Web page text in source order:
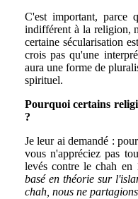
C'est important, parce
indifférent à la religion,
certaine sécularisation
crois pas qu'une
aura une forme de
spirituel.
Pourquoi certains
?
Je leur ai demandé :
vous n'appréciez pas
levés contre le chah
basé en théorie sur
chah, nous ne